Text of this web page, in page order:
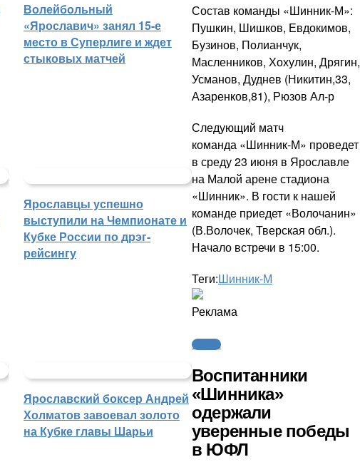
Волейбольный
«Ярославич» занял 15-е
место в Суперлиге и ждет
стыковых матчей
Ярославцы успешно
выступили на Чемпионате и
Кубке России по дрэг-
рейсингу
Ярославский боксер Андрей
Холматов завоевал золото
на Кубке главы Шарьи
Состав команды «Шинник-М»:
Пушкин, Шишков, Евдокимов,
Бузинов, Полианчук,
Масленников, Хохулин, Дрягин,
Усманов, Дуднев (Никитин,33,
Азаренков,81), Рюзов Ал-р
Следующий матч
команда «Шинник-М» проведет
в среду 23 июня в Ярославле
на Малой арене стадиона
«Шинник». В гости к нашей
команде приедет «Волочанин»
(В.Волочек, Тверская обл.).
Начало встречи в 15:00.
Теги:Шинник-М
Реклама
Футбол
Воспитанники
«Шинника»
одержали
уверенные победы
в ЮФЛ